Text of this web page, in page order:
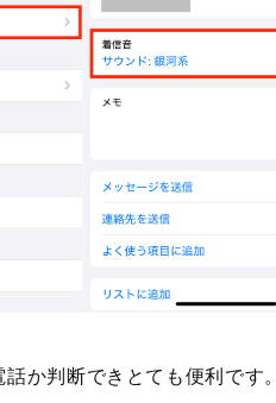
か判断できとても便利です。